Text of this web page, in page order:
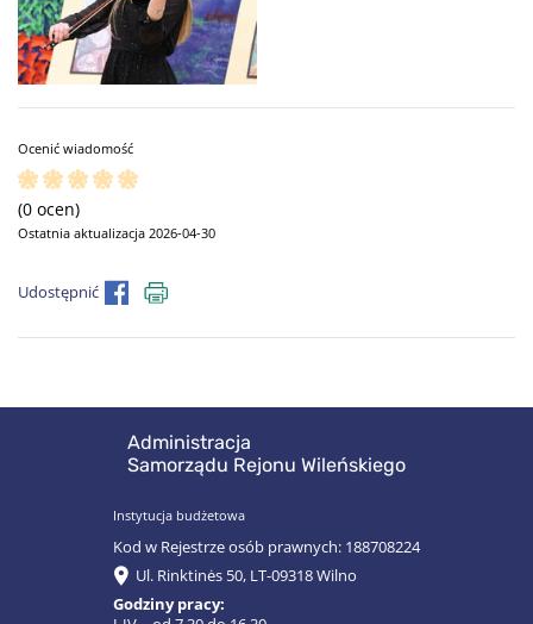
Ocenić wiadomość
(0 ocen)
Ostatnia aktualizacja 2026-04-30
Udostępnić
Administracja
Samorządu Rejonu Wileńskiego
Instytucja budżetowa
Kod w Rejestrze osób prawnych: 188708224
Ul. Rinktinės 50, LT-09318 Wilno
Godziny pracy: